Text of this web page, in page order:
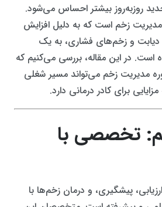
روزبه‌روز بیشتر احساس می‌شود.
زخم است که به دلیل افزایش
دیابت و زخم‌های فشاری، به یک
است. در این مقاله، بررسی می‌کنیم که
مدیریت زخم می‌تواند مسیر شغلی
برای کادر درمانی دارد.
تخصصی با
پیشگیری، و درمان زخم‌ها با